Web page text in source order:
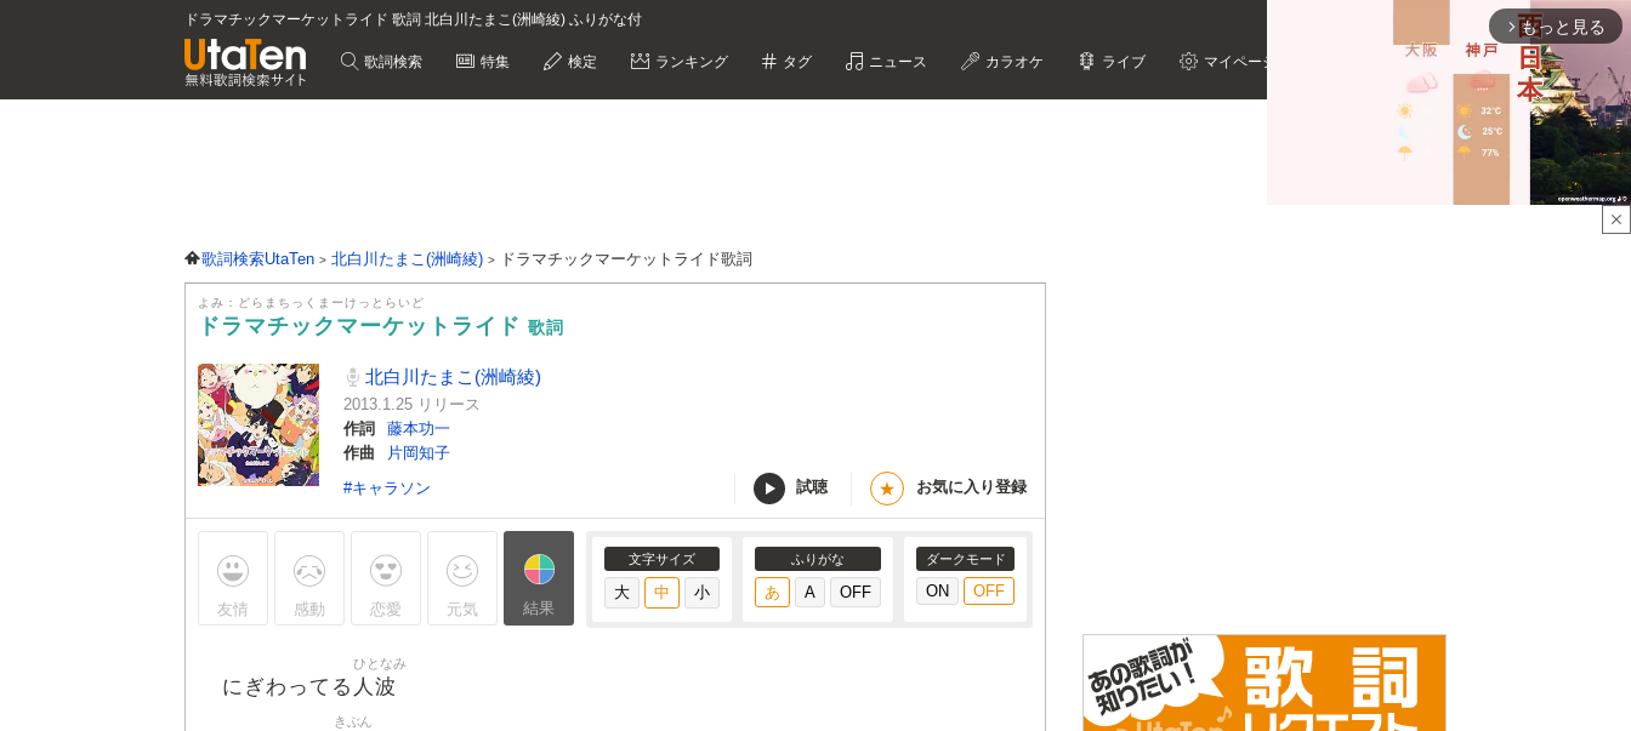
ドラマチックマーケットライド 歌詞 北白川たまこ(洲崎綾) ふりがな付
歌詞検索 特集 検定 ランキング タグ ニュース カラオケ ライブ マイページ
歌詞検索UtaTen 北白川たまこ(洲崎綾) ドラマチックマーケットライド歌詞
よみ：どらまちっくまーけっとらいど
ドラマチックマーケットライド 歌詞
北白川たまこ(洲崎綾)
2013.1.25 リリース
作詞
藤本功一
作曲
片岡知子
#キャラソン
試聴 ★ お気に入り登録
友情 感動 恋愛 元気 結果
文字サイズ ふりがな ダークモード
にぎわってる 人波
ひとなみ
きぶん
close
arrow_forward_ios もっと見る